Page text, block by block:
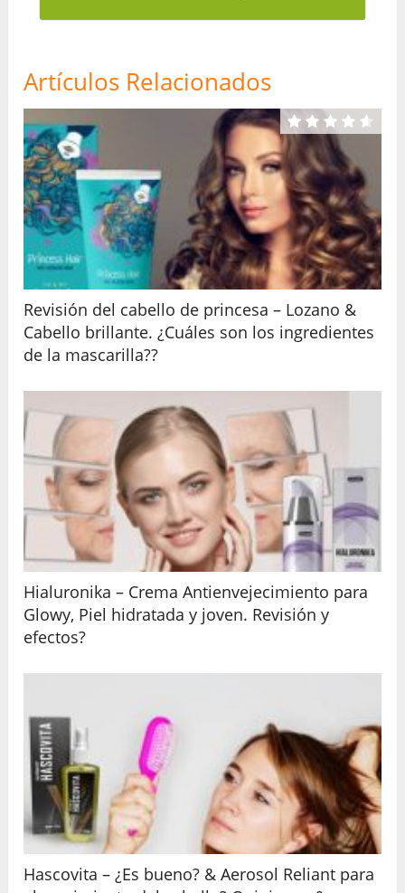
Artículos Relacionados
Revisión del cabello de princesa – Lozano &
Cabello brillante. ¿Cuáles son los ingredientes
de la mascarilla??
Hialuronika – Crema Antienvejecimiento para
Glowy, Piel hidratada y joven. Revisión y
efectos?
Hascovita – ¿Es bueno? & Aerosol Reliant para